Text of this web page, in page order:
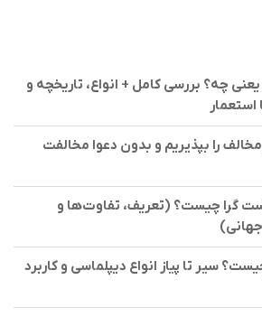
یعنی چه؟ بررسی کامل + انواع، تاریخچه و
را بپذیریم و بدون دعوا مخالفت
گرا چیست؟ (تعریف، تفاوت‌ها و
سیر تا پیاز انواع دیپلماسی و کاربرد